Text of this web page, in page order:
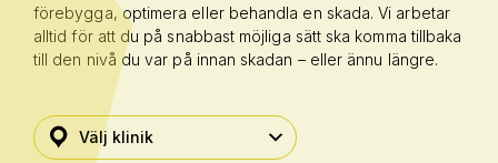
förebygga, optimera eller behandla en skada. Vi arbetar
alltid för att du på snabbast möjliga sätt ska komma tillbaka
till den nivå du var på innan skadan – eller ännu längre.